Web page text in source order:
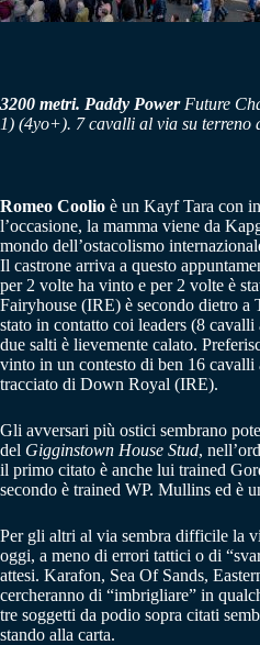
3200 metri. Paddy Power Future
1) (4yo+). 7 cavalli al via su terreno
Romeo Coolio è un Kayf Tara con
l’occasione, la mamma viene da
mondo dell’ostacolismo
Il castrone arriva a questo
per 2 volte ha vinto e per 2 volte è
Fairyhouse (IRE) è secondo dietro a
stato in contatto coi leaders (8
due salti è lievemente calato.
vinto in un contesto di ben 16
tracciato di Down Royal (IRE).
Gli avversari più ostici sembrano
del Gigginstown House Stud,
il primo citato è anche lui trained
secondo è trained WP. Mullins ed è
Per gli altri al via sembra difficile la
oggi, a meno di errori tattici o di
attesi. Karafon, Sea Of Sands,
cercheranno di “imbrigliare” in
tre soggetti da podio sopra citati
stando alla carta.